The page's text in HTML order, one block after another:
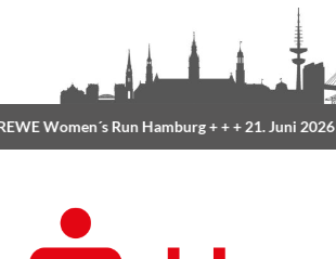
Women´s Run Hamburg+ + +21. Juni 2026 –